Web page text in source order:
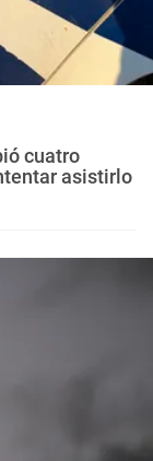
cuatro
asistirlo